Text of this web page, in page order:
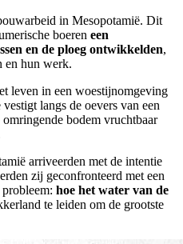
in Mesopotamië. Dit
boeren een
en de ploeg ontwikkelden,
en hun werk.
leven in een woestijnomgeving
langs de oevers van een
bodem vruchtbaar
arriveerden met de intentie
zij geconfronteerd met een
hoe het water van de
te leiden om de grootste